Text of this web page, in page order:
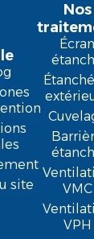
Nos
Écran
VMC
VPH
site